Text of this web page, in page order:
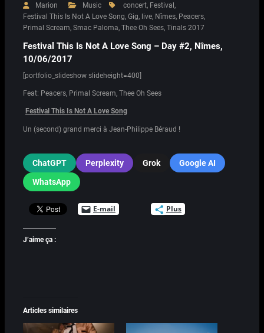
Marion Music concert, Festival ,
Festival This Is Not A Love Song, Gig, live, Nîmes, Peacers,
Primal Scream, Smac Paloma, Thee Oh Sees, Tinals 2017
Festival This Is Not A Love Song – Day #2, Nîmes,
10/06/2017
[portfolio_slideshow slideheight=400]
Feat: Peacers, Primal Scream, Thee Oh Sees
Festival This Is Not A Love Song
Un (second) grand merci à Jean-Philippe Béraud !
ChatGPT Perplexity Grok
Google AI
WhatsApp
E-mail Plus
J’aime ça :
Articles similaires